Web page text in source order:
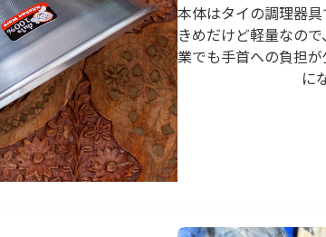
本体はタイの調理器
きめだけど軽量なの
業でも手首への負担
に